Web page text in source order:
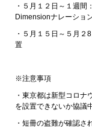
・５月１２日～１週間
Dimensionナレーショ
・５月１５日～５月
置
※注意事項
・東京都は新型コロ
を設置できないか協議
・短冊の盗難が確認さ